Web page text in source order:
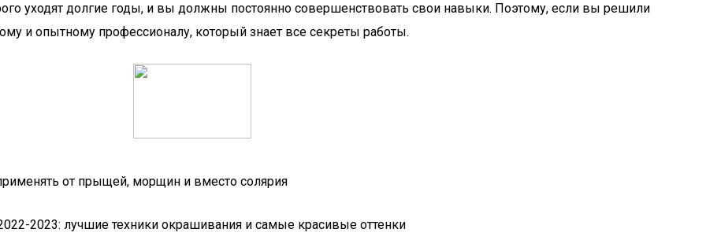
уходят долгие годы, и вы должны постоянно совершенствовать свои навыки. Поэтому, если вы решили
и опытному профессионалу, который знает все секреты работы.
от прыщей, морщин и вместо солярия